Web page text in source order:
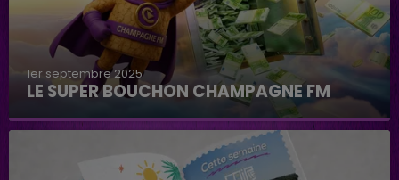
1er septembre 2025
LE SUPER BOUCHON CHAMPAGNE FM